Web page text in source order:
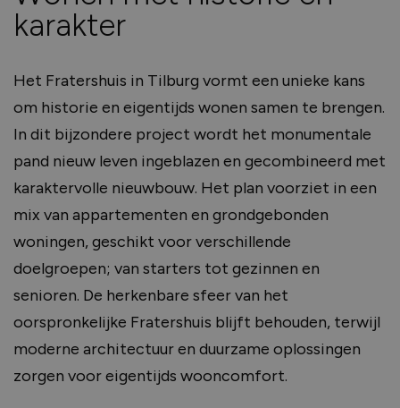
karakter
Het Fratershuis in Tilburg vormt een unieke kans
om historie en eigentijds wonen samen te brengen.
In dit bijzondere project wordt het monumentale
pand nieuw leven ingeblazen en gecombineerd met
karaktervolle nieuwbouw. Het plan voorziet in een
mix van appartementen en grondgebonden
woningen, geschikt voor verschillende
doelgroepen; van starters tot gezinnen en
senioren. De herkenbare sfeer van het
oorspronkelijke Fratershuis blijft behouden, terwijl
moderne architectuur en duurzame oplossingen
zorgen voor eigentijds wooncomfort.